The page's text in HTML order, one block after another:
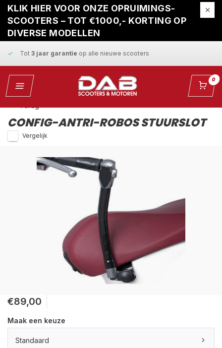
KLIK HIER VOOR ONZE OPRUIMINGS-
SCOOTERS – TOT €1000,- KORTING OP
DIVERSE MODELLEN
Gratis ophaalservicebij reparatie
Snelle leveringen vaste scherpe prijzen
Tot 3 jaar garantie op alle nieuwe scooters
Gratis ophaalservicebij reparatie 0
CONFIG-ANTRI-ROBOS STUURSLOT
Vergelijk
€89,00
Maak een keuze
Standaard